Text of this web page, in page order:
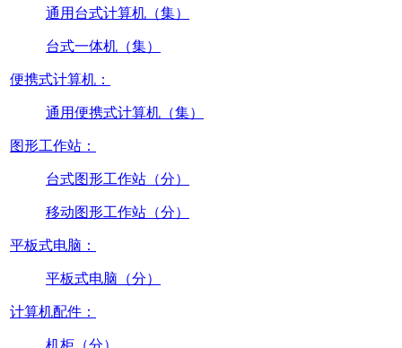
通用台式计算机（集）
台式一体机（集）
便携式计算机：
通用便携式计算机（集）
图形工作站：
台式图形工作站（分）
移动图形工作站（分）
平板式电脑：
平板式电脑（分）
计算机配件：
机柜（分）